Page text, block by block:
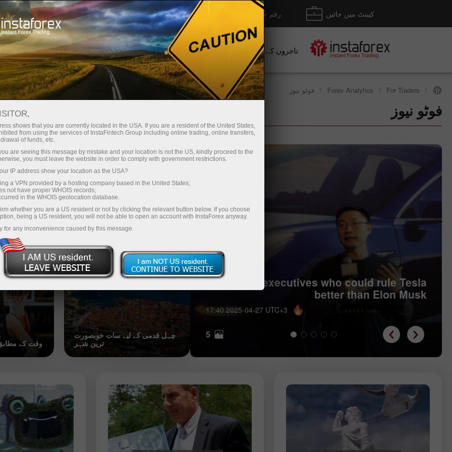
فوری اکاونٹ کھولیں تجارتی پلیٹ فارم رقم جمع کروانا / نکلوانا کیبنٹ میں جائیں
تاجروں کے لیے نو آموز کے لیے
سرمایہ کاروں کے
لیے
شراکت داروں کے
لئے
For Traders
Forex Analytics فوٹو نیوز
فوٹو نیوز
اے آئی پر شرط لگانا: دیکھنے کے لیے پانچ
ممکنہ اسٹاک
UTC+3
Five executives who could rule Tesla
better than Elon Musk
17:40 2025-04-27 UTC+3
5
دنیا کے سات شاندار محلات
2025
مسک کی
چہل قدمی کے لیے سات خوبصورت
ترین شہر
وقت کے مطابق 2024 کی
shows that you are currently located in the USA. If you are a resident of the United States,
from using the services of InstaFintech Group including online trading, online transfers,
of funds, etc.
are seeing this message by mistake and your location is not the US, kindly proceed to the
you must leave the website in order to comply with government restrictions.
IP address show your location as the USA?
a VPN provided by a hosting company based in the United States;
not have proper WHOIS records;
in the WHOIS geolocation database.
whether you are a US resident or not by clicking the relevant button below. If you choose
being a US resident, you will not be able to open an account with InstaForex anyway.
for any inconvenience caused by this message.